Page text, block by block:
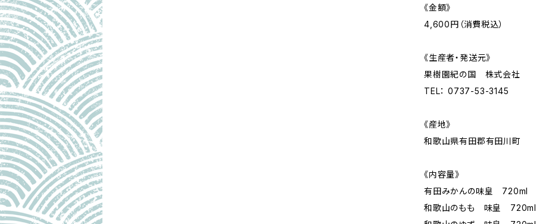
《金額》
4,600円（消費税込）
《生産者・発送元》
果樹園紀の国 株式会社
TEL： 0737-53-3145
《産地》
和歌山県有田郡有田川町
《内容量》
有田みかんの味皇 720ml
和歌山のもも 味皇 720ml